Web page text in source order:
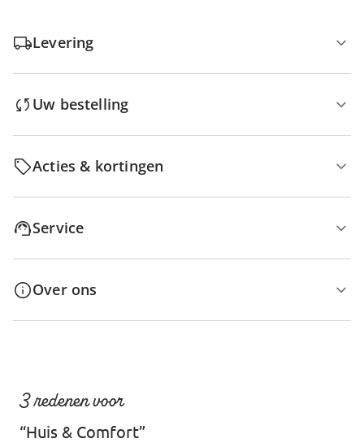
Levering
Uw bestelling
Acties & kortingen
Service
Over ons
3 redenen voor
“Huis & Comfort”